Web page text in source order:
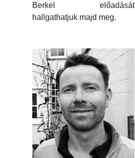
Berkel előadását
hallgathatjuk majd meg.